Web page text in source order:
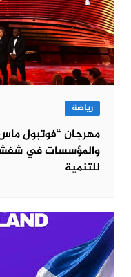
رياضة
مهرجان “فوتبول
والمؤسسات في
للتنمية